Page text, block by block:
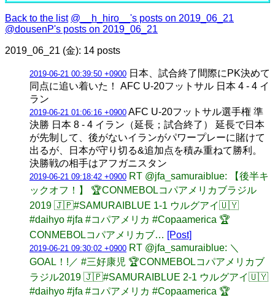
Back to the list @__h_hiro__'s posts on 2019_06_21
@dousenP's posts on 2019_06_21
2019_06_21 (金): 14 posts
2019-06-21 00:39:50 +0900 日本、試合終了間際にPK決めて
同点に追い着いた！ AFC U-20フットサル 日本 4 - 4 イ
ラン
2019-06-21 01:06:16 +0900 AFC U-20フットサル選手権 準
決勝 日本 8 - 4 イラン（延長；試合終了） 延長で日本
が先制して、後がないイランがパワープレーに賭けて
出るが、日本が守り切る&追加点を積み重ねて勝利。
決勝戦の相手はアフガニスタン
2019-06-21 09:18:42 +0900 RT @jfa_samuraiblue: 【後半キ
ックオフ！】 🏆CONMEBOLコパアメリカブラジル
2019 🇯🇵#SAMURAIBLUE 1-1 ウルグアイ🇺🇾
#daihyo #jfa #コパアメリカ #Copaamerica 🏆
CONMEBOLコパアメリカブ… [Post]
2019-06-21 09:30:02 +0900 RT @jfa_samuraiblue: ＼
GOAL！!／ #三好康児 🏆CONMEBOLコパアメリカブ
ラジル2019 🇯🇵#SAMURAIBLUE 2-1 ウルグアイ🇺🇾
#daihyo #jfa #コパアメリカ #Copaamerica 🏆